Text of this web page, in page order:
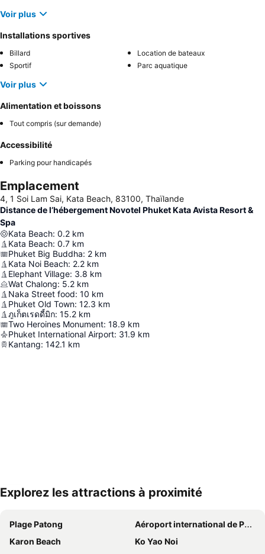
Voir plus
Installations sportives
Billard
Location de bateaux
Sportif
Parc aquatique
Voir plus
Alimentation et boissons
Tout compris (sur demande)
Accessibilité
Parking pour handicapés
Emplacement
4, 1 Soi Lam Sai, Kata Beach, 83100, Thaïlande
Distance de l’hébergement Novotel Phuket Kata Avista Resort &
Spa
Kata Beach: 0.2 km
Kata Beach: 0.7 km
Phuket Big Buddha: 2 km
Kata Noi Beach: 2.2 km
Elephant Village: 3.8 km
Wat Chalong: 5.2 km
Naka Street food: 10 km
Phuket Old Town: 12.3 km
ภูเก็ตเรดดี้มิก: 15.2 km
Two Heroines Monument: 18.9 km
Phuket International Airport: 31.9 km
Kantang: 142.1 km
Explorez les attractions à proximité
Plage Patong
Aéroport international de Phuket
Karon Beach
Ko Yao Noi